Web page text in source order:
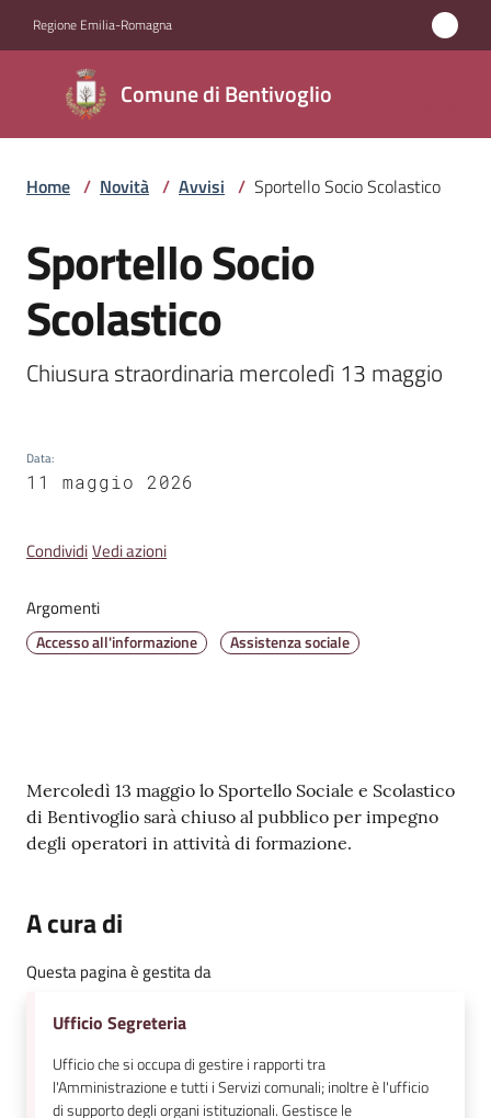
Regione Emilia-Romagna
Comune di Bentivoglio
Comune di
Bentivoglio
Amministrazione
Novità
Menu selezionato
Servizi
Vivere
Amministrazione
A
l
e
t
o
o
n
Home / Novità / Avvisi / Sportello Socio Scolastico
Salta al contenuto
Sportello Socio
Scolastico
Chiusura straordinaria mercoledì 13 maggio
Data:
11 maggio 2026
CondividiVedi azioni
Argomenti
Accesso all'informazione Assistenza sociale
Contenuto
Mercoledì 13 maggio lo Sportello Sociale e Scolastico
di Bentivoglio sarà chiuso al pubblico per impegno
degli operatori in attività di formazione.
A cura di
Questa pagina è gestita da
Ufficio Segreteria
Ufficio che si occupa di gestire i rapporti tra
l'Amministrazione e tutti i Servizi comunali; inoltre è l'ufficio
di supporto degli organi istituzionali. Gestisce le